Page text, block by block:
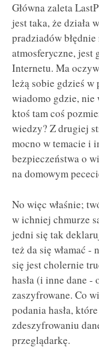
Główna zaleta
jest taka, że działa
pradziadów
atmosferyczne, jest
Internetu. Ma
leżą sobie gdzieś w
wiadomo gdzie, nie
ktoś tam coś
wiedzy? Z drugiej
mocno w temacie i
bezpieczeństwa o
na domowym
No więc właśnie;
w ichniej chmurze
jedni się tak
też da się włamać -
się jest cholernie
hasła (i inne dane
zaszyfrowane. Co
podania hasła,
zdeszyfrowaniu
przeglądarkę.